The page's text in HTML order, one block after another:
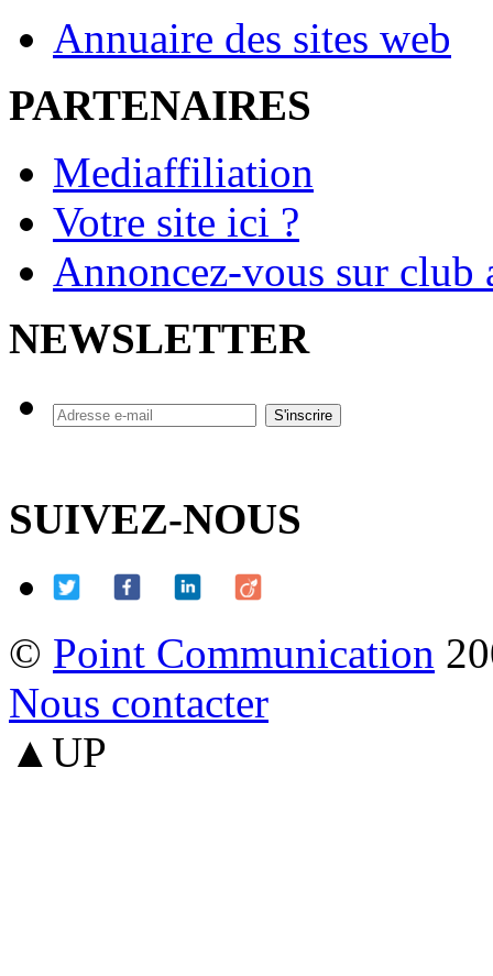
Annuaire des sites web
PARTENAIRES
Mediaffiliation
Votre site ici ?
Annoncez-vous sur
NEWSLETTER
SUIVEZ-NOUS
© Point Communication
Nous contacter
▲UP